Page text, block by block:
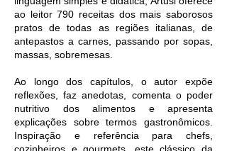
ao leitor 790 receitas dos mais saborosos
pratos de todas as regiões italianas, de
antepastos a carnes, passando por sopas,
massas, sobremesas.
Ao longo dos capítulos, o autor expõe
reflexões, faz anedotas, comenta o poder
nutritivo dos alimentos e apresenta
explicações sobre termos gastronômicos.
Inspiração e referência para chefs,